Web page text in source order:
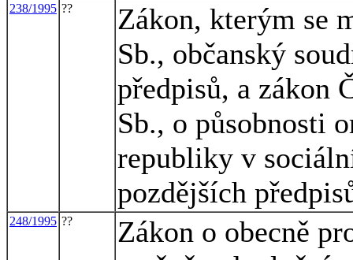
238/1995 ??
Zákon, kterým se
Sb., občanský
předpisů, a zákon
Sb., o působnosti
republiky v
pozdějších
248/1995 ??
Zákon o obecně